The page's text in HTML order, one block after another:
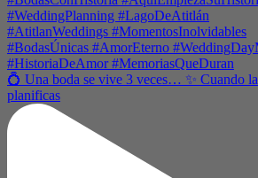
💍 Una boda se vive 3 veces… ✨ Cuando la
planificas